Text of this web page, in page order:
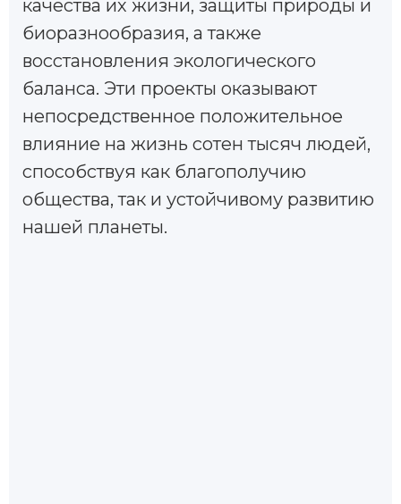
качества их жизни, защиты природы и
биоразнообразия, а также
восстановления экологического
баланса. Эти проекты оказывают
непосредственное положительное
влияние на жизнь сотен тысяч людей,
способствуя как благополучию
общества, так и устойчивому развитию
нашей планеты.